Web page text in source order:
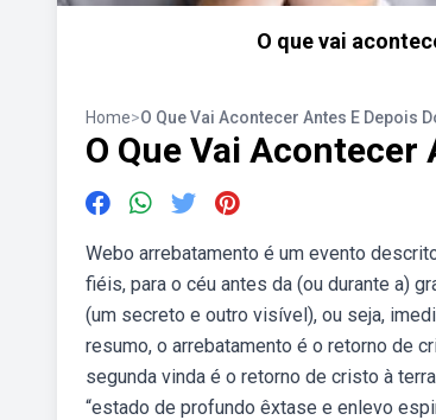
O que vai
Home>O Que Vai Acontecer Antes E Depois
O Que Vai
Webo arrebatamento é um evento
fiéis, para o céu antes da (ou durante a)
(um secreto e outro visível), ou seja,
resumo, o arrebatamento é o retorno de
segunda vinda é o retorno de cristo à
“estado de profundo êxtase e enlevo